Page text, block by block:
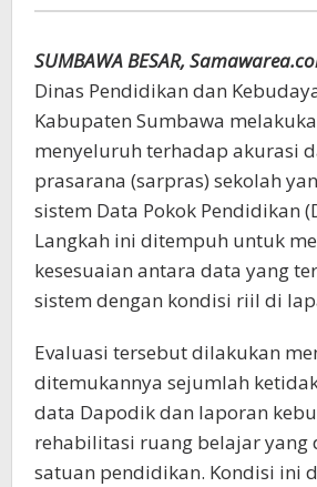
Dikbud
Tim
Teknis
untuk
Validasi
SUMBAWA BESAR,
Dinas Pendidikan dan
Kabupaten Sumbawa
menyeluruh terhadap akurasi
prasarana (sarpras) sekolah
sistem Data Pokok Pendidikan
Langkah ini ditempuh untuk
kesesuaian antara data yang
sistem dengan kondisi riil di
Evaluasi tersebut dilakukan
ditemukannya sejumlah
data Dapodik dan laporan
rehabilitasi ruang belajar yang
satuan pendidikan. Kondisi ini